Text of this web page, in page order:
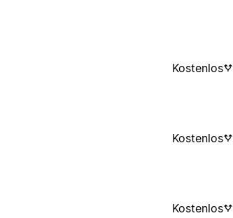
Kostenlos
Kostenlos
Kostenlos